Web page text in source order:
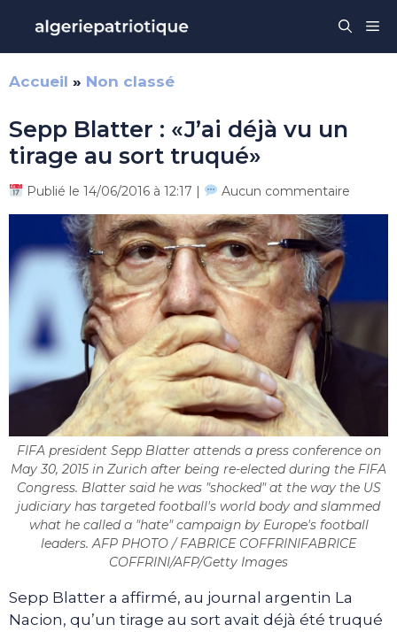
contenu
Accueil » Non classé
Sepp Blatter : «J’ai déjà vu un
tirage au sort truqué»
Publié le 14/06/2016 à 12:17 | Aucun commentaire
FIFA president Sepp Blatter attends a press conference on
May 30, 2015 in Zurich after being re-elected during the FIFA
Congress. Blatter said he was "shocked" at the way the US
judiciary has targeted football's world body and slammed
what he called a "hate" campaign by Europe's football
leaders. AFP PHOTO / FABRICE COFFRINIFABRICE
COFFRINI/AFP/Getty Images
Sepp Blatter a affirmé, au journal argentin La
Nacion, qu’un tirage au sort avait déjà été truqué